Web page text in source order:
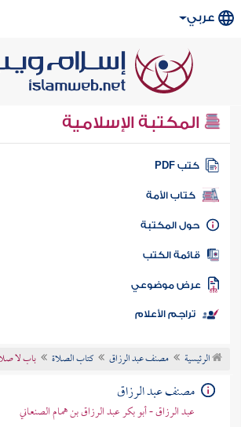
عربي
المكتبة الإسلامية
كتب PDF
كتاب الأمة
المكتبة
الكتب
موضوعي
تراجم الأعلام
الرئيسية مصنف عبد الرزاق كتاب الصلاة باب لا
مصنف عبد الرزاق
عبد الرزاق - أبو بكر عبد الرزاق بن همام الصنعاني